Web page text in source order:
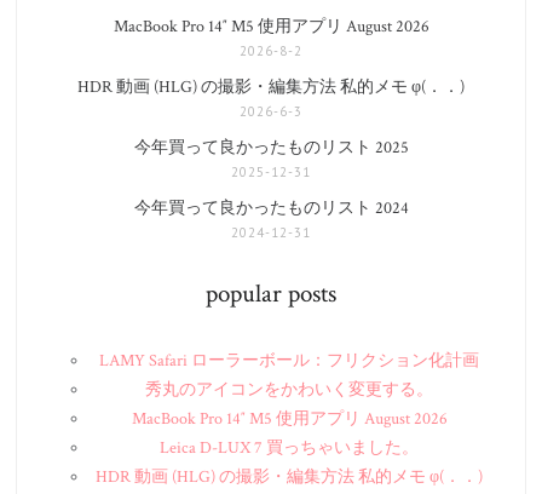
MacBook Pro 14″ M5 使用アプリ August 2026
2026-8-2
HDR 動画 (HLG) の撮影・編集方法 私的メモ φ(．．)
2026-6-3
今年買って良かったものリスト 2025
2025-12-31
今年買って良かったものリスト 2024
2024-12-31
popular posts
LAMY Safari ローラーボール：フリクション化計画
秀丸のアイコンをかわいく変更する。
MacBook Pro 14″ M5 使用アプリ August 2026
Leica D-LUX 7 買っちゃいました。
HDR 動画 (HLG) の撮影・編集方法 私的メモ φ(．．)